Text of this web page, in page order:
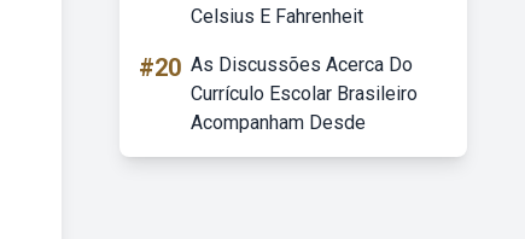
Celsius E Fahrenheit
#20 As Discussões Acerca Do
Currículo Escolar Brasileiro
Acompanham Desde